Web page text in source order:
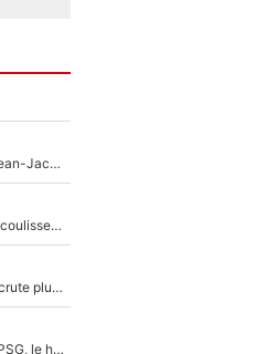
Un documentaire avec Zinedine Zidane : Comme Jean-Jacques Goldman et Mylène Farmer, le nouveau sélectionneur de l'équipe de France a recalé une journaliste très connue
Le PSG comme seule option après Barcelone ? Les coulisses de la signature historique de Lionel Messi sont révélées au grand jour !
«Le budget a augmenté» : Decathlon-CMA CGM recrute plusieurs coureurs pour offrir à Paul Seixas une équipe pour gagner le Tour de France 2027
«Le suicide de Ferran Torres» : En partance pour le PSG, le héros de la finale de la Coupe du monde s'attire les foudres de la presse espagnole !